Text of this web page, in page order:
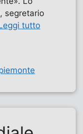
segretario
tutto